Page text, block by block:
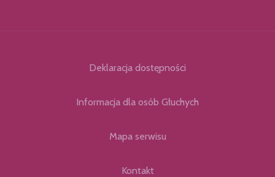
Deklaracja dostępności
Informacja dla osób Głuchych
Mapa serwisu
Kontakt